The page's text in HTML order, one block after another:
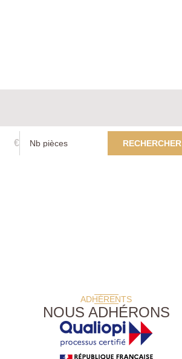
€ RECHERCHER
ADHÉRENTS
NOUS ADHÉRONS